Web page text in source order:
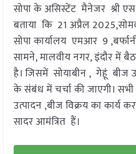
सोपा के असिस्टेंट मैनेजर श्री
बताया कि 21 अप्रैल
सोपा कार्यालय एमआर 9
सामने, मालवीय नगर, इंदौर में
है। जिसमें सोयाबीन , गेहूं बीज
के संबंध में चर्चा की जाएगी।
उत्पादन ,बीज विक्रय का
सादर आमंत्रित हैं।